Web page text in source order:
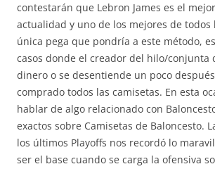
contestarán que Lebron James es el
actualidad y uno de los mejores de todos
única pega que pondría a este método,
casos donde el creador del hilo/conjunta
dinero o se desentiende un poco
comprado todos las camisetas. En esta
hablar de algo relacionado con
exactos sobre Camisetas de Baloncesto.
los últimos Playoffs nos recordó lo
ser el base cuando se carga la ofensiva